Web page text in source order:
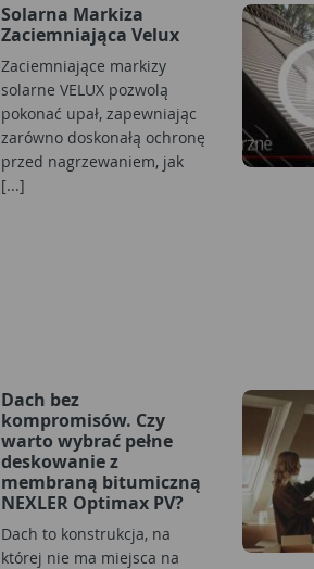
Solarna Markiza
Zaciemniająca Velux
Zaciemniające markizy
solarne VELUX pozwolą
pokonać upał, zapewniając
zarówno doskonałą ochronę
przed nagrzewaniem, jak
[...]
Dach bez
kompromisów. Czy
warto wybrać pełne
deskowanie z
membraną bitumiczną
NEXLER Optimax PV?
Dach to konstrukcja, na
której nie ma miejsca na